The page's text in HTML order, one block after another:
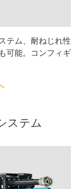
テム、耐ねじれ性
可能。コンフィギ
ステム